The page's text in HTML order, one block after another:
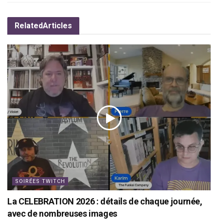
RelatedArticles
SOIRÉES TWITCH
La CELEBRATION 2026 : détails de chaque journée,
avec de nombreuses images